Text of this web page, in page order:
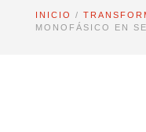
INICIO /
MONOFÁSICO EN